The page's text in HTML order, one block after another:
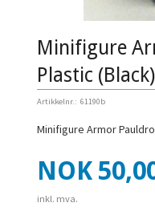
Minifigure
Plastic (Black)
Artikkelnr.: 61190b
Minifigure Armor
Pris
NOK
inkl. mva.